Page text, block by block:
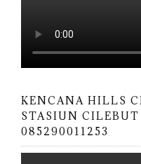
KENCANA HILLS
STASIUN
085290011253